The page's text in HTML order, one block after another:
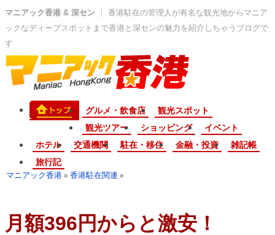
マニアック香港 & 深セン
香港駐在の管理人が有名な観光地からマニア
ックなディープスポットまで香港と深センの魅力を紹介しちゃうブログで
す
グルメ・飲食店
観光スポット
観光ツアー
ショッピング
イベント
ホテル
交通機関 駐在・移住 金融・投資
雑記帳
旅行記
マニアック香港 » 香港駐在関連 »
月額396円からと激安！